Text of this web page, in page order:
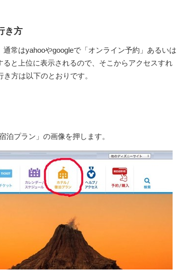
き方
通常はyahooやgoogleで「オンライン予約」あるいは
ると上位に表示されるので、そこからアクセスすれ
方は以下のとおりです。
泊プラン」の画像を押します。